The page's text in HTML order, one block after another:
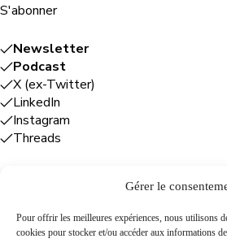
Gérer le
Pour offrir les meilleures expériences, nous utilisons
cookies pour stocker et/ou accéder aux informations
S'abonner
Newsletter
Podcast
X (ex-Twitter)
LinkedIn
Instagram
Threads